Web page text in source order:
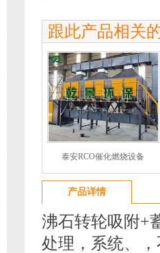
跟此产品相关
泰安RCO催化燃烧设备
产品详情
沸石转轮吸附+
处理，系统、